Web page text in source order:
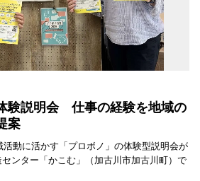
験説明会 仕事の経験を地域の
案
動に活かす「プロボノ」の体験型説明会が
ンター「かこむ」（加古川市加古川町）で